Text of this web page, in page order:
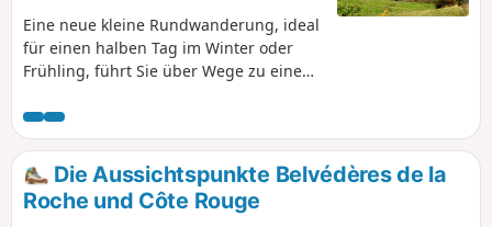
Eine neue kleine Rundwanderung, ideal
für einen halben Tag im Winter oder
Frühling, führt Sie über Wege zu einem
Staudamm von Monteynard. Entlang
der gesamten Strecke genießen Sie
außerdem herrliche Ausblicke auf die
umliegenden Bergmassive.
Die Aussichtspunkte Belvédères de la
Roche und Côte Rouge